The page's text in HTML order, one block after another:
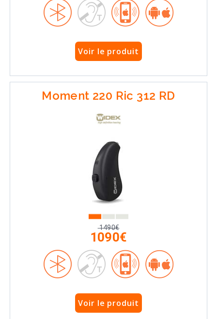
Voir le produit
Moment 220 Ric 312 RD
1490€
1090€
Voir le produit